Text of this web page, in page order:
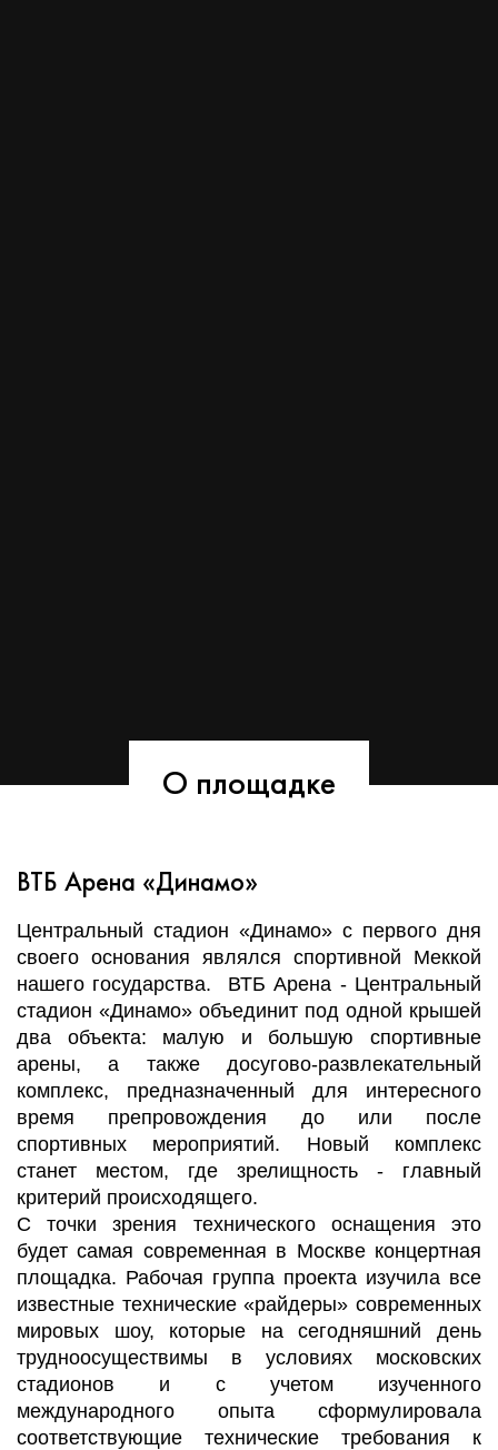
О площадке
ВТБ Арена «Динамо»
Центральный стадион «Динамо» с первого дня
своего основания являлся спортивной Меккой
нашего государства. ВТБ Арена - Центральный
стадион «Динамо» объединит под одной крышей
два объекта: малую и большую спортивные
арены, а также досугово-развлекательный
комплекс, предназначенный для интересного
время препровождения до или после
спортивных мероприятий. Новый комплекс
станет местом, где зрелищность - главный
критерий происходящего.
С точки зрения технического оснащения это
будет самая современная в Москве концертная
площадка. Рабочая группа проекта изучила все
известные технические «райдеры» современных
мировых шоу, которые на сегодняшний день
трудноосуществимы в условиях московских
стадионов и с учетом изученного
международного опыта сформулировала
соответствующие технические требования к